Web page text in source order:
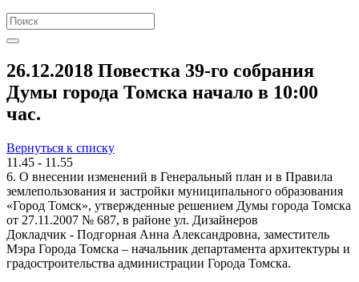
26.12.2018 Повестка 39-го собрания
Думы города Томска начало в 10:00
час.
Вернуться к списку
11.45 - 11.55
6. О внесении изменений в Генеральный план и в Правила
землепользования и застройки муниципального образования
«Город Томск», утвержденные решением Думы города Томска
от 27.11.2007 № 687, в районе ул. Дизайнеров
Докладчик - Подгорная Анна Александровна, заместитель
Мэра Города Томска – начальник департамента архитектуры и
градостроительства администрации Города Томска.